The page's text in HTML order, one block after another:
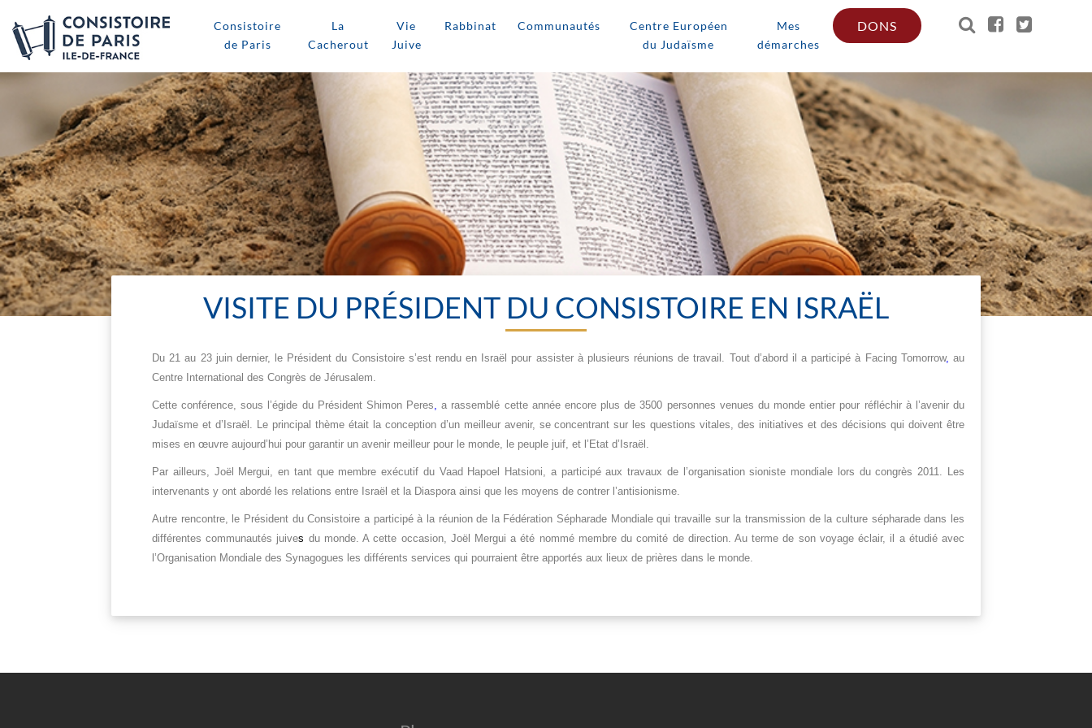
Consistoire
de Paris
La
Cacherout
Vie
Juive
Rabbinat Communautés
Centre Européen
du Judaïsme
Mes
démarches
DONS
VISITE DU PRÉSIDENT DU CONSISTOIRE EN ISRAËL
Du 21 au 23 juin dernier, le Président du Consistoire s’est rendu en Israël pour assister à plusieurs réunions de travail. Tout d’abord il a participé à Facing Tomorrow,au
Centre International des Congrès de Jérusalem.
Cette conférence, sous l’égide du Président Shimon Peres, a rassemblé cette année encore plus de 3500 personnes venues du monde entier pour réfléchir à l’avenir du
Judaïsme et d’Israël. Le principal thème était la conception d’un meilleur avenir, se concentrant sur les questions vitales, des initiatives et des décisions qui doivent être
mises en œuvre aujourd’hui pour garantir un avenir meilleur pour le monde, le peuple juif, et l’Etat d’Israël.
Par ailleurs, Joël Mergui, en tant que membre exécutif du Vaad Hapoel Hatsioni, a participé aux travaux de l’organisation sioniste mondiale lors du congrès 2011. Les
intervenants y ont abordé les relations entre Israël et la Diaspora ainsi que les moyens de contrer l’antisionisme.
Autre rencontre, le Président du Consistoire a participé à la réunion de la Fédération Sépharade Mondiale qui travaille sur la transmission de la culture sépharade dans les
différentes communautés juives du monde. A cette occasion, Joël Mergui a été nommé membre du comité de direction. Au terme de son voyage éclair, il a étudié avec
l’Organisation Mondiale des Synagogues les différents services qui pourraient être apportés aux lieux de prières dans le monde.